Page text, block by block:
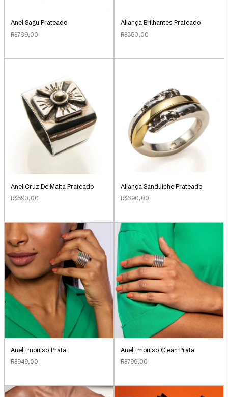
Anel Sagu Prateado
R$769,00
Aliança Brilhantes Prateado
R$350,00
Anel Cruz De Malta Prateado
R$590,00
Aliança Sanduiche Prateado
R$690,00
Anel Impulso Prata
R$949,00
Anel Impulso Clean Prata
R$799,00